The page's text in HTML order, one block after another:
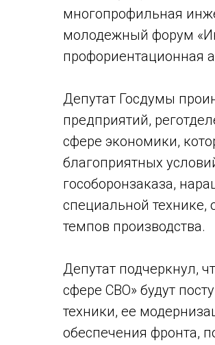
многопрофильная
молодежный форум
профориентационная
Депутат Госдумы
предприятий,
сфере экономики,
благоприятных
гособоронзаказа,
специальной технике,
темпов производства.
Депутат подчеркнул,
сфере СВО» будут
техники, ее
обеспечения фронта,